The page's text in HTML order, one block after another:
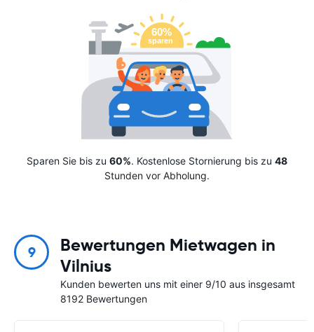
Sparen Sie bis zu 60%. Kostenlose Stornierung bis zu 48
Stunden vor Abholung.
9
Bewertungen Mietwagen in
Vilnius
Kunden bewerten uns mit einer 9/10 aus insgesamt
8192 Bewertungen